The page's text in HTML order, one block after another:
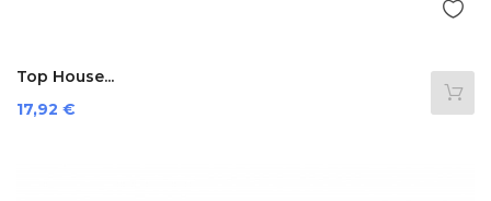
Top House...
Prezzo
17,92 €